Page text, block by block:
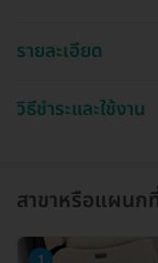
รายละเอียด
วิธีชำระและใช้งาน
สาขาหรือแผนก